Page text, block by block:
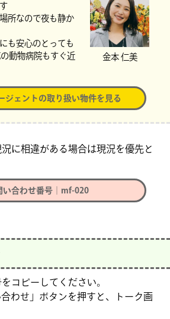
所なので夜も静か
も安心のとっても
動物病院もすぐ近
金本 仁美
ジェントの取り扱い物件を見る
に相違がある場合は現況を優先と
い合わせ番号｜mf-020
コピーしてください。
合わせ」ボタンを押すと、トーク画